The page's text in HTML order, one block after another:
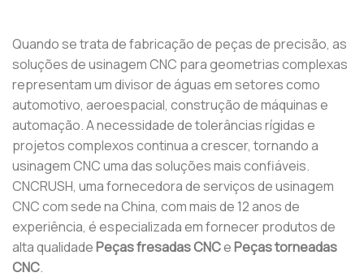
Quando se trata de fabricação de peças de precisão, as
soluções de usinagem CNC para geometrias complexas
representam um divisor de águas em setores como
automotivo, aeroespacial, construção de máquinas e
automação. A necessidade de tolerâncias rígidas e
projetos complexos continua a crescer, tornando a
usinagem CNC uma das soluções mais confiáveis.
CNCRUSH, uma fornecedora de serviços de usinagem
CNC com sede na China, com mais de 12 anos de
experiência, é especializada em fornecer produtos de
alta qualidadePeças fresadas CNCePeças torneadas
CNC.